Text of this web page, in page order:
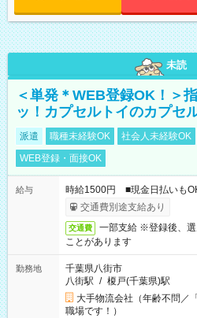
未読
＜単発＊WEB登録OK！＞
ッ！カプセルトイのカプセ
派遣 職種未経験OK 社会人未経験OK
WEB登録・面接OK
給与
時給1500円 ■現金日払いも
交通費別途支給あり
交通費
一部支給 ※登録後、
ことがあります
勤務地
千葉県八街市
八街駅 / 榎戸(千葉県)駅
大手物流会社（年齢不問／
職場です！）